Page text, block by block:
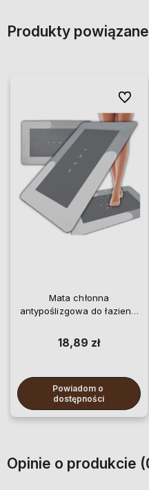
Produkty powiązane
Mata chłonna
antypoślizgowa do łazienki
18,89 zł
Powiadom o
dostępności
Do
Opinie o produkcie